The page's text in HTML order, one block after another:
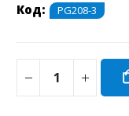
Код: PG208-3